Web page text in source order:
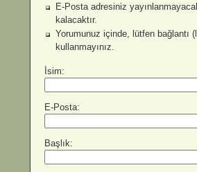
E-Posta adresiniz
kalacaktır.
Yorumunuz içinde, lütfen bağlantı
kullanmayınız.
İsim:
E-Posta:
Başlık: